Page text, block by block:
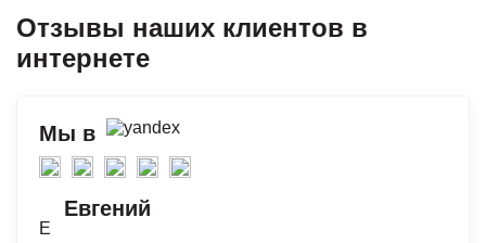
Отзывы наших клиентов в
интернете
Мы в
Е
Евгений